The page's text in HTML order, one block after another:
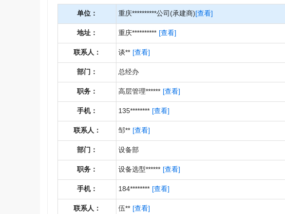
单位： 重庆**********公司(承建商)[查看]
地址： 重庆********** [查看]
联系人： 谈** [查看]
部门： 总经办
职务： 高层管理****** [查看]
手机： 135******** [查看]
联系人： 邹** [查看]
部门： 设备部
职务： 设备选型****** [查看]
手机： 184******** [查看]
联系人： 伍** [查看]